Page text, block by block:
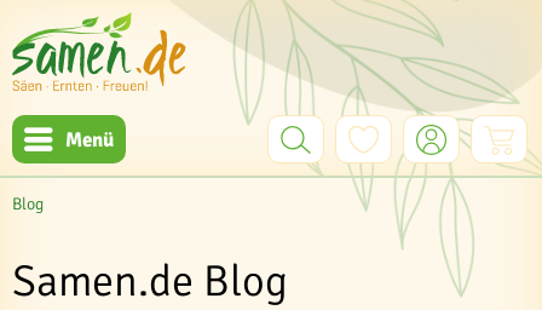
Menü
Blog
Samen.de Blog